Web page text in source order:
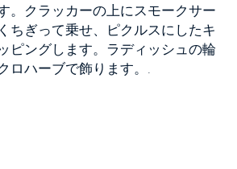
。クラッカーの上にスモークサー
ちぎって乗せ、ピクルスにしたキ
ピングします。ラディッシュの輪
ロハーブで飾ります。.